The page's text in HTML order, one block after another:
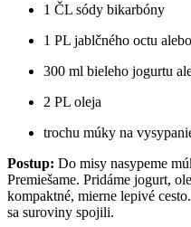
1 ČL sódy bikarbóny
1 PL jablčného octu
300 ml bieleho jogurtu
2 PL oleja
trochu múky na
Postup: Do misy nasypeme
Premiešame. Pridáme jogurt,
kompaktné, mierne lepivé
sa suroviny spojili.